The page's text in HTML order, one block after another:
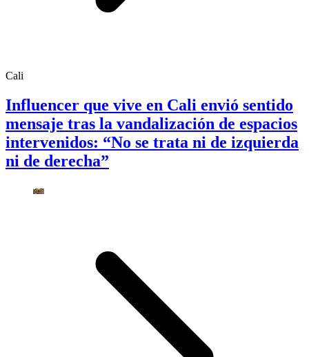
Cali
Influencer que vive en Cali envió sentido
mensaje tras la vandalización de espacios
intervenidos: “No se trata ni de izquierda
ni de derecha”